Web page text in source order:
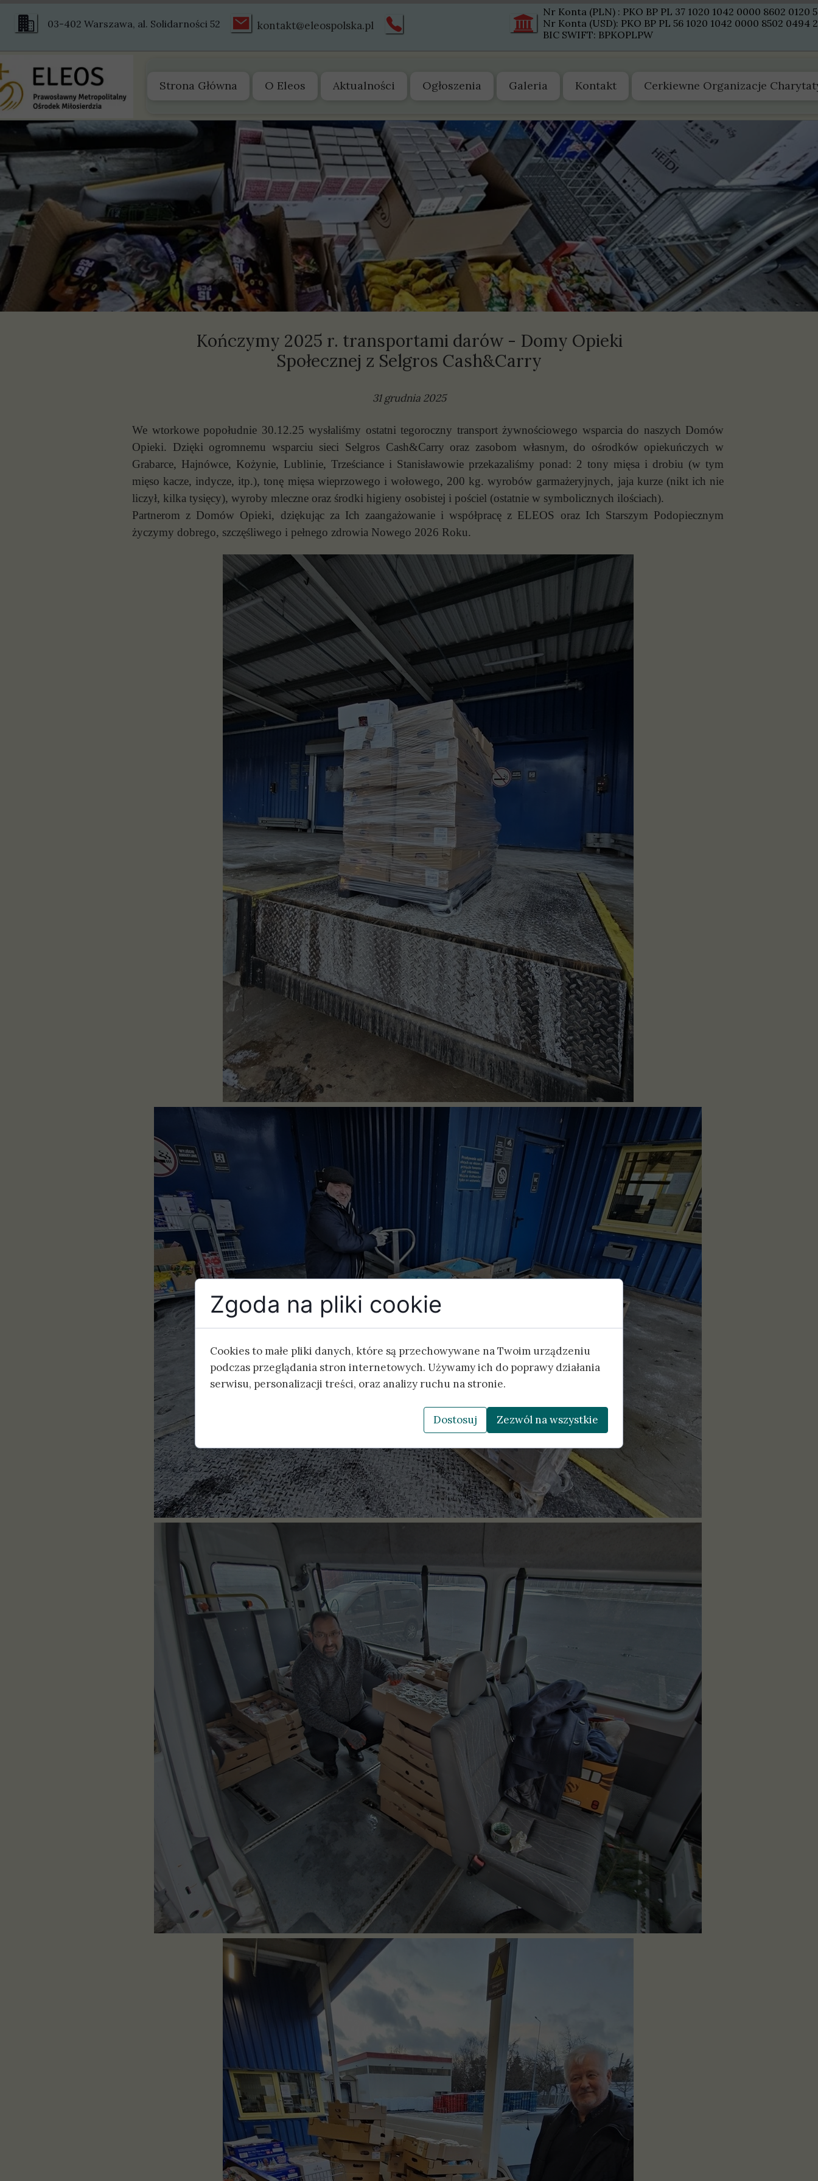
Nr Konta (PLN) : PKO BP PL 37 1020 1042 0000 8602 0120
Nr Konta (USD): PKO BP PL 56 1020 1042 0000 8502 0494
BIC SWIFT: BPKOPLPW
Strona Główna O Eleos
Zarząd
Statut
Struktura
Historia
Świadectwa
Polityki
Sprawozdania
Aktualności Ogłoszenia Galeria Kontakt Cerkiewne Organizacje
kontakt@eleospolska.pl
03-402 Warszawa, al. Solidarności 52
Kończymy 2025 r. transportami darów - Domy Opieki
Społecznej z Selgros Cash&Carry
31 grudnia 2025
We wtorkowe popołudnie 30.12.25 wysłaliśmy ostatni tegoroczny transport żywnościowego wsparcia do naszych Domów
Opieki. Dzięki ogromnemu wsparciu sieci Selgros Cash&Carry oraz zasobom własnym, do ośrodków opiekuńczych w
Grabarce, Hajnówce, Kożynie, Lublinie, Trześciance i Stanisławowie przekazaliśmy ponad: 2 tony mięsa i drobiu (w tym
mięso kacze, indycze, itp.), tonę mięsa wieprzowego i wołowego, 200 kg. wyrobów garmażeryjnych, jaja kurze (nikt ich nie
liczył, kilka tysięcy), wyroby mleczne oraz środki higieny osobistej i pościel (ostatnie w symbolicznych ilościach).
Partnerom z Domów Opieki, dziękując za Ich zaangażowanie i współpracę z ELEOS oraz Ich Starszym Podopiecznym
życzymy dobrego, szczęśliwego i pełnego zdrowia Nowego 2026 Roku.
Zgoda na pliki cookie
Cookies to małe pliki danych, które są przechowywane na Twoim urządzeniu
podczas przeglądania stron internetowych. Używamy ich do poprawy działania
serwisu, personalizacji treści, oraz analizy ruchu na stronie.
Dostosuj Zezwól na wszystkie